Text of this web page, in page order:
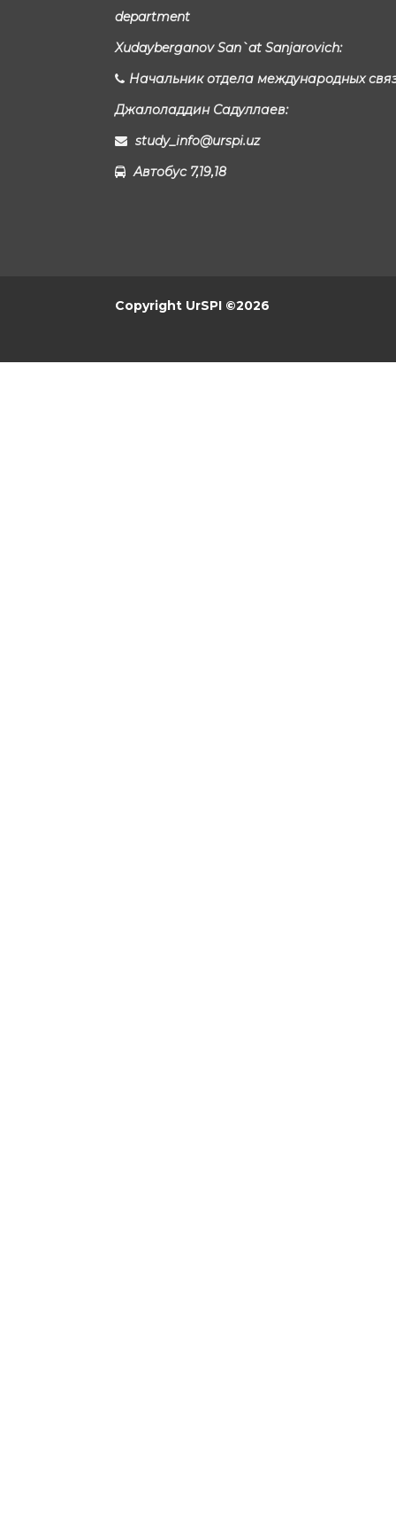
department
Xudayberganov San`at Sanjarovich:
Начальник отдела международных
Джалоладдин Садуллаев:
study_info@urspi.uz
Автобус 7,19,18
Copyright UrSPI ©2026